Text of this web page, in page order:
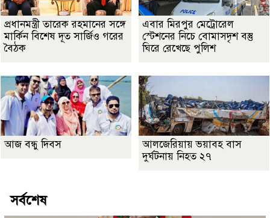
প্রধানমন্ত্রী তারেক রহমানের সঙ্গে
মার্কিন বিশেষ দূত সার্জিও গরের
বৈঠক
এবার মিরপুর মেট্রোরেল
স্টেশনের নিচে বোমাসদৃশ বস্তু
ঘিরে রেখেছে পুলিশ
আজ বন্ধু দিবস
আলজেরিয়ায় ভয়াবহ বাস
দুর্ঘটনায় নিহত ২৭
সর্বশেষ